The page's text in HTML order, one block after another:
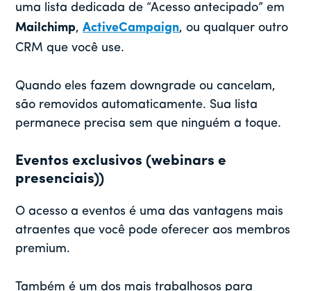
uma lista dedicada de “Acesso antecipado” em
Mailchimp,ActiveCampaign, ou qualquer outro
CRM que você use.
Quando eles fazem downgrade ou cancelam,
são removidos automaticamente. Sua lista
permanece precisa sem que ninguém a toque.
Eventos exclusivos (webinars e
presenciais))
O acesso a eventos é uma das vantagens mais
atraentes que você pode oferecer aos membros
premium.
Também é um dos mais trabalhosos para